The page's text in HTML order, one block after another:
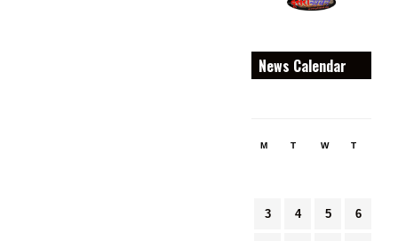
News Calendar
M T W T
3 4 5 6